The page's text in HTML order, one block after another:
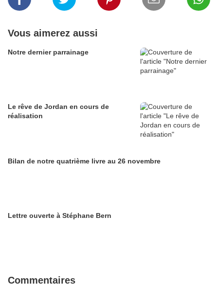
Vous aimerez aussi
Notre dernier parrainage
Le rêve de Jordan en cours de
réalisation
Bilan de notre quatrième livre au 26 novembre
Lettre ouverte à Stéphane Bern
Commentaires